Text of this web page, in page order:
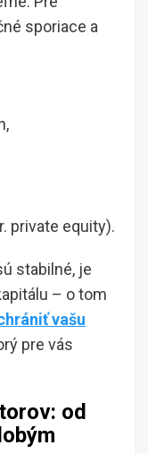
sporiace a
private equity).
stabilné, je
– o tom
vašu
pre vás
od